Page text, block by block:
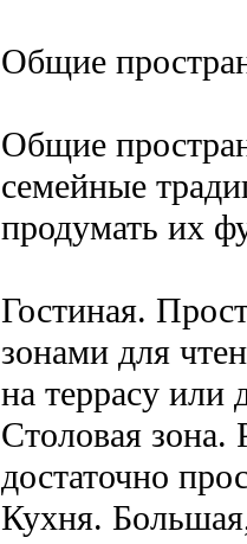
Общие
Общие
семейные
продумать их
Гостиная.
зонами для
на террасу или
Столовая
достаточно
Кухня.